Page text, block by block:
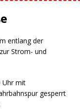
entlang der
Strom- und
Uhr mit
gesperrt